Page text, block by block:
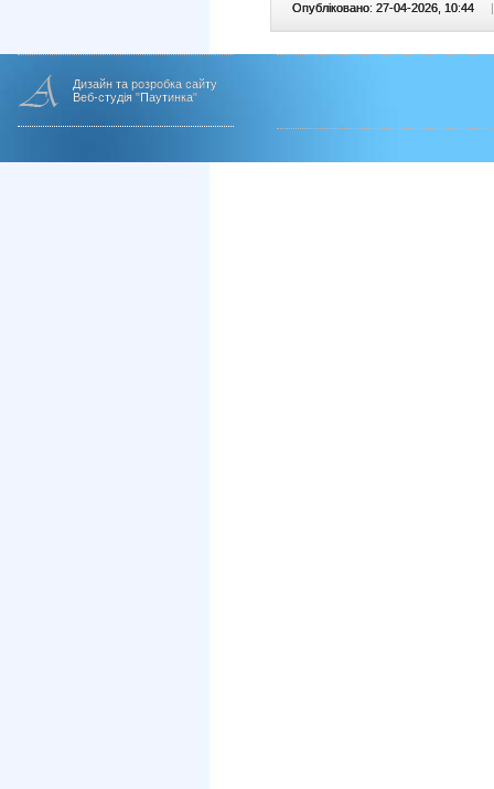
Опубліковано: 27-04-2026, 10:44 |
Дизайн та розробка сайту
Веб-студія "Паутинка"